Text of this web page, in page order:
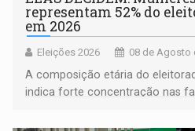
representam 52% do
em 2026
Eleições 2026 08 de Agosto
A composição etária do
indica forte concentração nas